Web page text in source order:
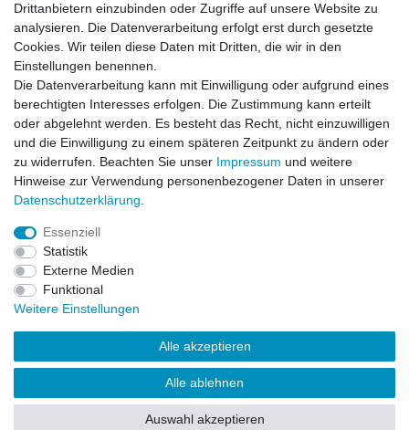
Einkaufen
Zahlungsarten
Versandarten & -kosten
Widerrufsrecht
Zum Online-Widerruf
Mein Konto
Login
Unternehmen
Kontakt
Datenschutzerklärung
AGB
Qualität
Drittanbietern einzubinden oder Zugriffe auf unsere Website zu
analysieren. Die Datenverarbeitung erfolgt erst durch gesetzte
Cookies. Wir teilen diese Daten mit Dritten, die wir in den
Einstellungen benennen.
Die Datenverarbeitung kann mit Einwilligung oder aufgrund eines
berechtigten Interesses erfolgen. Die Zustimmung kann erteilt
oder abgelehnt werden. Es besteht das Recht, nicht einzuwilligen
und die Einwilligung zu einem späteren Zeitpunkt zu ändern oder
zu widerrufen. Beachten Sie unser Impressum und weitere
Hinweise zur Verwendung personenbezogener Daten in unserer
Daten­schutz­erklärung
Essenziell
Statistik
Externe Medien
Funktional
Weitere Einstellungen
Alle akzeptieren
Alle ablehnen
Auswahl akzeptieren